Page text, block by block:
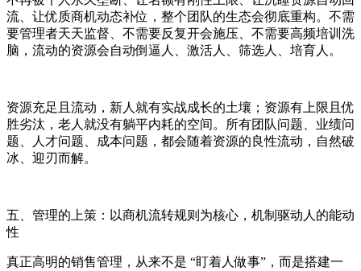
流、让优质商机动态补位，整个团队的生态会彻底重构。不需
要管理者天天监督、不需要反复开会施压、不需要高频培训洗
脑，流动的资源会自动倒逼人、激活人、筛选人、培育人。
资源充足且流动，新人就有实战成长的土壤；资源有上限且优
胜劣汰，老人就没有躺平内耗的空间。所有团队问题、业绩问
题、人才问题、成本问题，都会随着资源的良性流动，自然破
冰、迎刃而解。
五、管理的上策：以商机流转规则为核心，机制驱动人的能动
性
真正高明的销售管理，从来不是 “盯着人做事”，而是搭建一